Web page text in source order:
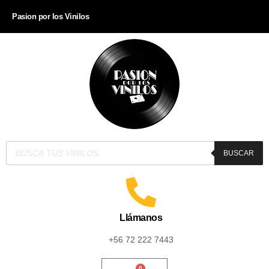
Pasion por los Vinilos
BUSCAR
Llámanos
+56 72 222 7443